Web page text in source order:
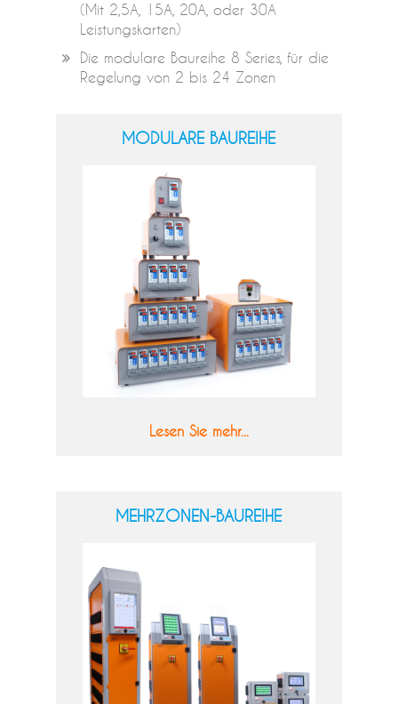
(Mit 2,5A, 15A, 20A, oder 30A
Leistungskarten)
Die modulare Baureihe 8 Series, für die
Regelung von 2 bis 24 Zonen
MODULARE BAUREIHE
Lesen Sie mehr...
MEHRZONEN-BAUREIHE